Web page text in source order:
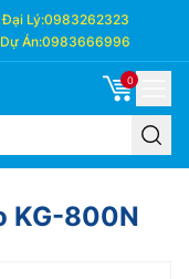
Đại Lý:0983262323
Dự Án:0983666996
0
KG-800N